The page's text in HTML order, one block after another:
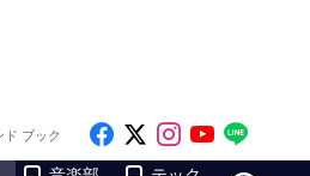
ブック Like on Facebook
Follow on x
Follow on
Follow